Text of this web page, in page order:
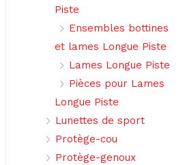
Piste
Ensembles bottines
et lames Longue Piste
Lames Longue Piste
Pièces pour Lames
Longue Piste
Lunettes de sport
Protège-cou
Protège-genoux